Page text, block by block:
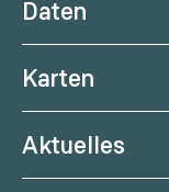
Klima
Daten
Datenzentrum
Karten
Aktuelles Wetter
Aktuelles